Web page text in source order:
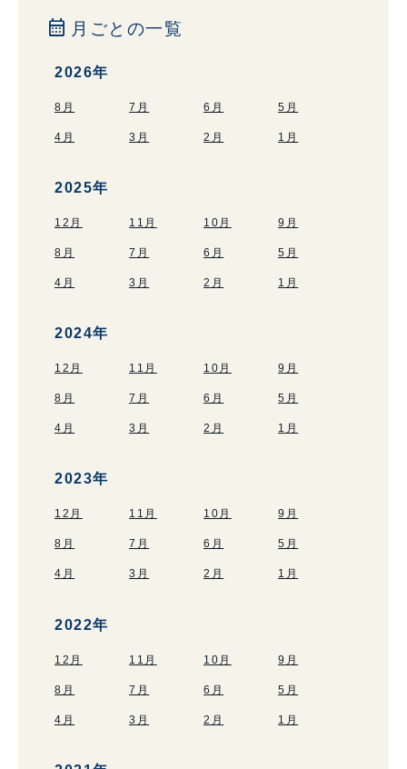
calendar_month 月ごとの一覧
2026年
8月 7月 6月 5月
4月 3月 2月 1月
2025年
12月 11月 10月 9月
8月 7月 6月 5月
4月 3月 2月 1月
2024年
12月 11月 10月 9月
8月 7月 6月 5月
4月 3月 2月 1月
2023年
12月 11月 10月 9月
8月 7月 6月 5月
4月 3月 2月 1月
2022年
12月 11月 10月 9月
8月 7月 6月 5月
4月 3月 2月 1月